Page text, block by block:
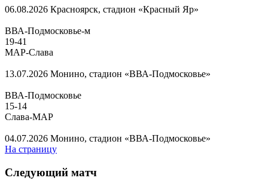
06.08.2026 Красноярск, стадион «Красный Яр»
ВВА-Подмосковье-м
19-41
МАР-Слава
13.07.2026 Монино, стадион «ВВА-Подмосковье»
ВВА-Подмосковье
15-14
Слава-МАР
04.07.2026 Монино, стадион «ВВА-Подмосковье»
На страницу
Следующий матч